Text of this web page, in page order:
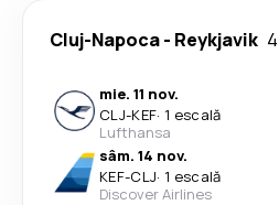
Cluj-Napoca- Reykjavik
mie. 11 nov.
CLJ-KEF· 1 escală
Lufthansa
sâm. 14 nov.
KEF-CLJ· 1 escală
Discover Airlines